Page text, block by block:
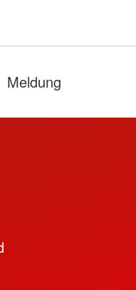
Meldung